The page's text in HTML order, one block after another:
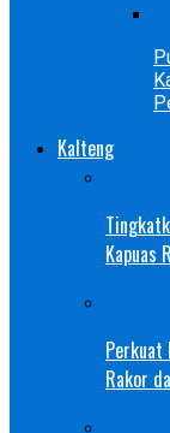
Kalteng
Kapuas
Perkuat
Rakor